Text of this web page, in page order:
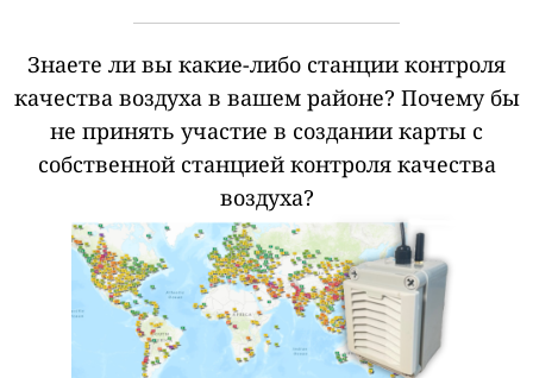
Знаете ли вы какие-либо станции контроля
качества воздуха в вашем районе? Почему бы
не принять участие в создании карты с
собственной станцией контроля качества
воздуха?